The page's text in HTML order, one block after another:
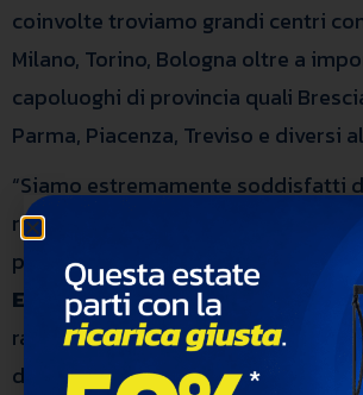
coinvolte troviamo grandi centri
Milano, Torino, Bologna oltre a
capoluoghi di provincia quali
Parma, Piacenza, Treviso e diversi
“Siamo estremamente soddisfatti
raggiunti grazie alla partecipazione
procedura pubblica” – ha dichiarato
Esposto, CEO di FastWay –
rappresenta un passo importante
delle infrastrutture di ricarica